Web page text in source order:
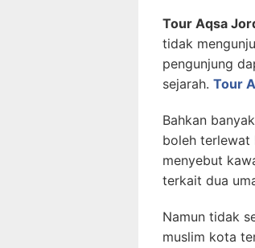
Tour Aqsa
tidak
pengunjung
sejarah. Tour
Bahkan
boleh terlewat
menyebut
terkait dua
Namun tidak
muslim kota